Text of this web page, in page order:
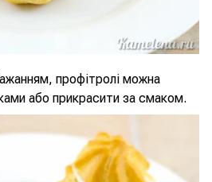
профітролі можна
або прикрасити за смаком.